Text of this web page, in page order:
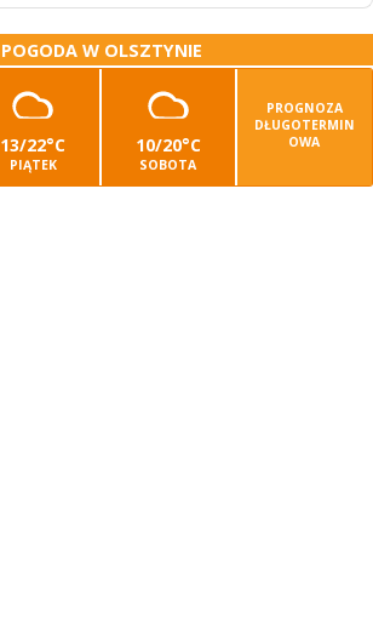
POGODA W OLSZTYNIE
13/22°C
PIĄTEK
10/20°C
SOBOTA
PROGNOZA
DŁUGOTERMIN
OWA